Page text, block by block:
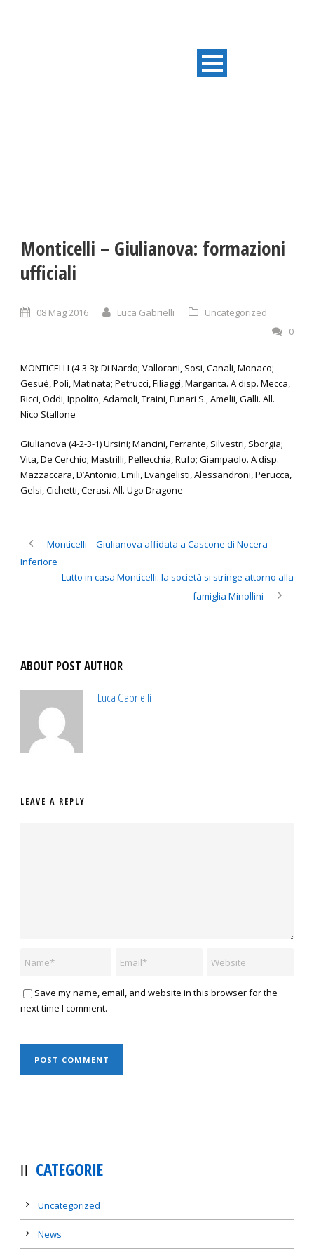
Monticelli – Giulianova: formazioni
ufficiali
08 Mag 2016 Luca Gabrielli
Uncategorized
0
MONTICELLI (4-3-3): Di Nardo; Vallorani, Sosi, Canali, Monaco;
Gesuè, Poli, Matinata; Petrucci, Filiaggi, Margarita. A disp. Mecca,
Ricci, Oddi, Ippolito, Adamoli, Traini, Funari S., Amelii, Galli. All.
Nico Stallone
Giulianova (4-2-3-1) Ursini; Mancini, Ferrante, Silvestri, Sborgia;
Vita, De Cerchio; Mastrilli, Pellecchia, Rufo; Giampaolo. A disp.
Mazzaccara, D’Antonio, Emili, Evangelisti, Alessandroni, Perucca,
Gelsi, Cichetti, Cerasi. All. Ugo Dragone
Monticelli – Giulianova affidata a Cascone di Nocera
Inferiore
Lutto in casa Monticelli: la società si stringe attorno alla
famiglia Minollini
ABOUT POST AUTHOR
Luca Gabrielli
LEAVE A REPLY
Save my name, email, and website in this browser for the
next time I comment.
CATEGORIE
Uncategorized
News